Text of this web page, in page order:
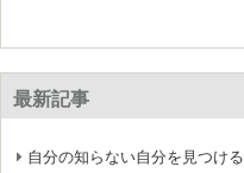
最新記事
自分の知らない自分を見つける